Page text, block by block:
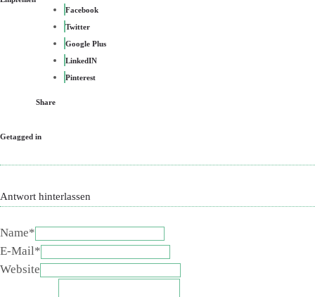
Facebook
Twitter
Google Plus
LinkedIN
Pinterest
Share
Getagged in
Antwort hinterlassen
Name*
E-Mail*
Website